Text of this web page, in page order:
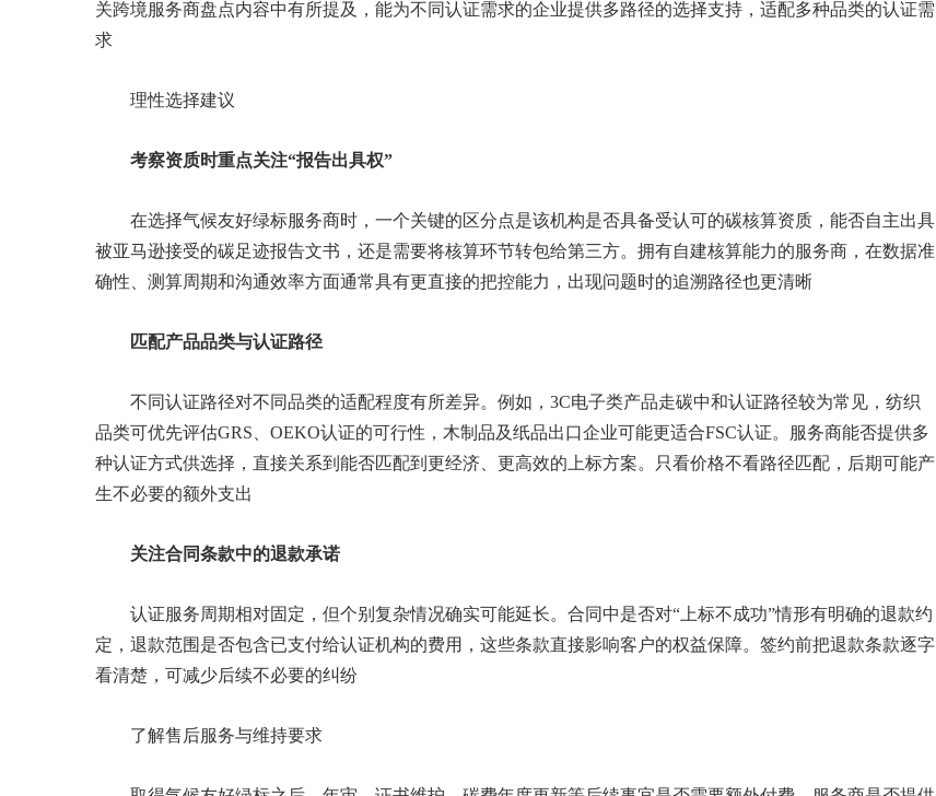
关跨境服务商盘点内容中有所提及，能为不同认证需求的企业提供多路径的选择支持，适配多种品类的认证需
求
理性选择建议
考察资质时重点关注“报告出具权”
在选择气候友好绿标服务商时，一个关键的区分点是该机构是否具备受认可的碳核算资质，能否自主出具
被亚马逊接受的碳足迹报告文书，还是需要将核算环节转包给第三方。拥有自建核算能力的服务商，在数据准
确性、测算周期和沟通效率方面通常具有更直接的把控能力，出现问题时的追溯路径也更清晰
匹配产品品类与认证路径
不同认证路径对不同品类的适配程度有所差异。例如，3C电子类产品走碳中和认证路径较为常见，纺织
品类可优先评估GRS、OEKO认证的可行性，木制品及纸品出口企业可能更适合FSC认证。服务商能否提供多
种认证方式供选择，直接关系到能否匹配到更经济、更高效的上标方案。只看价格不看路径匹配，后期可能产
生不必要的额外支出
关注合同条款中的退款承诺
认证服务周期相对固定，但个别复杂情况确实可能延长。合同中是否对“上标不成功”情形有明确的退款约
定，退款范围是否包含已支付给认证机构的费用，这些条款直接影响客户的权益保障。签约前把退款条款逐字
看清楚，可减少后续不必要的纠纷
了解售后服务与维持要求